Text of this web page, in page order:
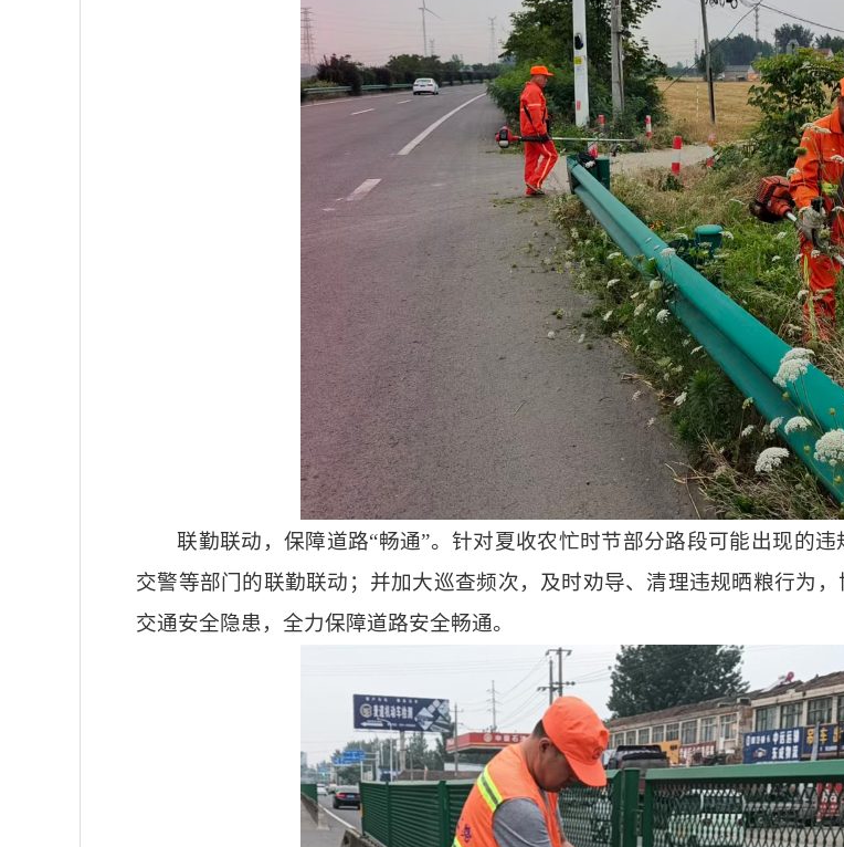
联勤联动，保障道路“畅通”。针对夏收农忙时节部分路段可能出现的
交警等部门的联勤联动；并加大巡查频次，及时劝导、清理违规晒粮行为
交通安全隐患，全力保障道路安全畅通。